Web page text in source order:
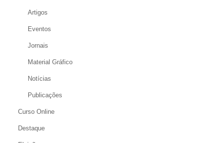
Artigos
Eventos
Jornais
Material Gráfico
Notícias
Publicações
Curso Online
Destaque